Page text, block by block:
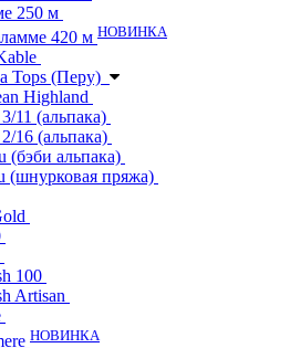
250 м
420 м НОВИНКА
Tops (Перу)
Highland
11 (альпака)
16 (альпака)
(бэби альпака)
(шнурковая пряжа)
100
Artisan
НОВИНКА